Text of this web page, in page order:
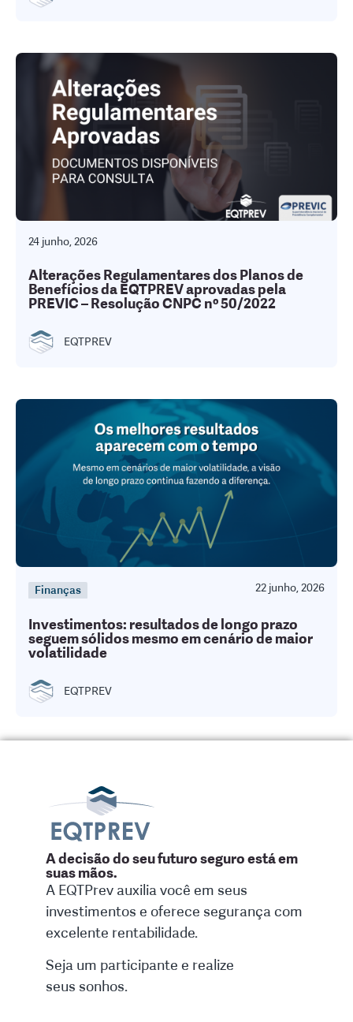
24 junho, 2026
Alterações Regulamentares dos Planos de
Benefícios da EQTPREV aprovadas pela
PREVIC – Resolução CNPC nº 50/2022
EQTPREV
Finanças 22 junho, 2026
Investimentos: resultados de longo prazo
seguem sólidos mesmo em cenário de maior
volatilidade
EQTPREV
A decisão do seu futuro seguro está em
suas mãos.
A EQTPrev auxilia você em seus
investimentos e oferece segurança com
excelente rentabilidade.
Seja um participante e realize
seus sonhos.